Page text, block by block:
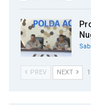
PREV NEXT